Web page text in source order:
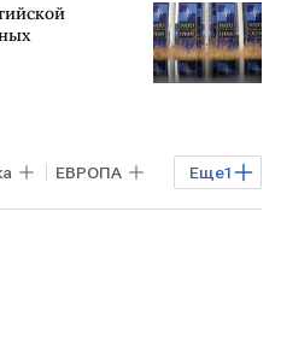
Еще1
ЕВРОПА